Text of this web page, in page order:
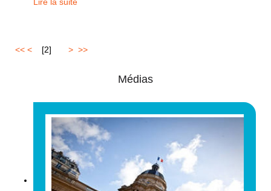
<< < [2] > >>
Médias